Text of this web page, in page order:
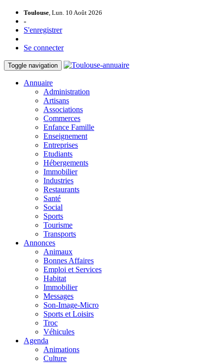
Toulouse, Lun. 10 Août 2026
-
S'enregistrer
Se connecter
Toggle navigation
Annuaire
Administration
Artisans
Associations
Commerces
Enfance Famille
Enseignement
Entreprises
Etudiants
Hébergements
Immobilier
Industries
Restaurants
Santé
Social
Sports
Tourisme
Transports
Annonces
Animaux
Bonnes Affaires
Emploi et Services
Habitat
Immobilier
Messages
Son-Image-Micro
Sports et Loisirs
Troc
Véhicules
Agenda
Animations
Culture